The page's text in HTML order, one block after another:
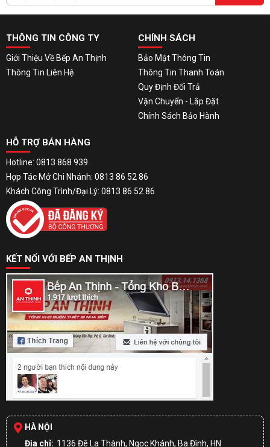
THÔNG TIN CÔNG TY
Giới Thiệu Về Bếp An Thịnh
Thông Tin Liên Hệ
CHÍNH SÁCH
Bảo Mật Thông Tin
Thông Tin Thanh Toán
Quy Định Đổi Trả
Vận Chuyển - Lắp Đặt
Chính Sách Bảo Hành
HỖ TRỢ BÁN HÀNG
Hotline: 0813 868 939
Hợp Tác Mở Chi Nhánh: 0813 86 52 86
Khách Công Trình/Đại Lý: 0813 86 52 86
KẾT NỐI VỚI BẾP AN THỊNH
HÀ NỘI
Địa chỉ: 1136 Đê La Thành, Ngọc Khánh, Ba Đình, HN